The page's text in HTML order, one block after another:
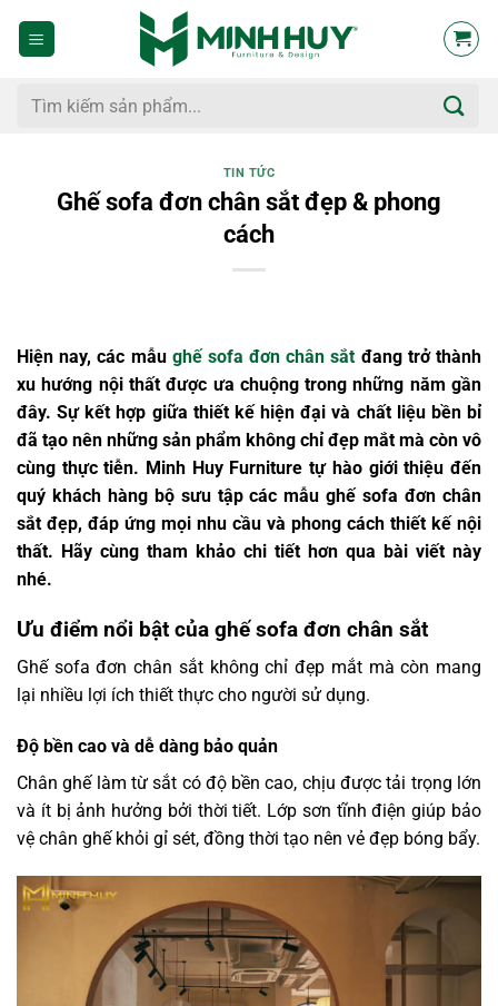
dung
Tìm
TIN TỨC
Ghế sofa đơn chân sắt đẹp & phong
cách
Hiện nay, các mẫu ghế sofa đơn chân sắt đang trở thành
xu hướng nội thất được ưa chuộng trong những năm gần
đây. Sự kết hợp giữa thiết kế hiện đại và chất liệu bền bỉ
đã tạo nên những sản phẩm không chỉ đẹp mắt mà còn vô
cùng thực tiễn. Minh Huy Furniture tự hào giới thiệu đến
quý khách hàng bộ sưu tập các mẫu ghế sofa đơn chân
sắt đẹp, đáp ứng mọi nhu cầu và phong cách thiết kế nội
thất. Hãy cùng tham khảo chi tiết hơn qua bài viết này
nhé.
Ưu điểm nổi bật của ghế sofa đơn chân sắt
Ghế sofa đơn chân sắt không chỉ đẹp mắt mà còn mang
lại nhiều lợi ích thiết thực cho người sử dụng.
Độ bền cao và dễ dàng bảo quản
Chân ghế làm từ sắt có độ bền cao, chịu được tải trọng lớn
và ít bị ảnh hưởng bởi thời tiết. Lớp sơn tĩnh điện giúp bảo
vệ chân ghế khỏi gỉ sét, đồng thời tạo nên vẻ đẹp bóng bẩy.